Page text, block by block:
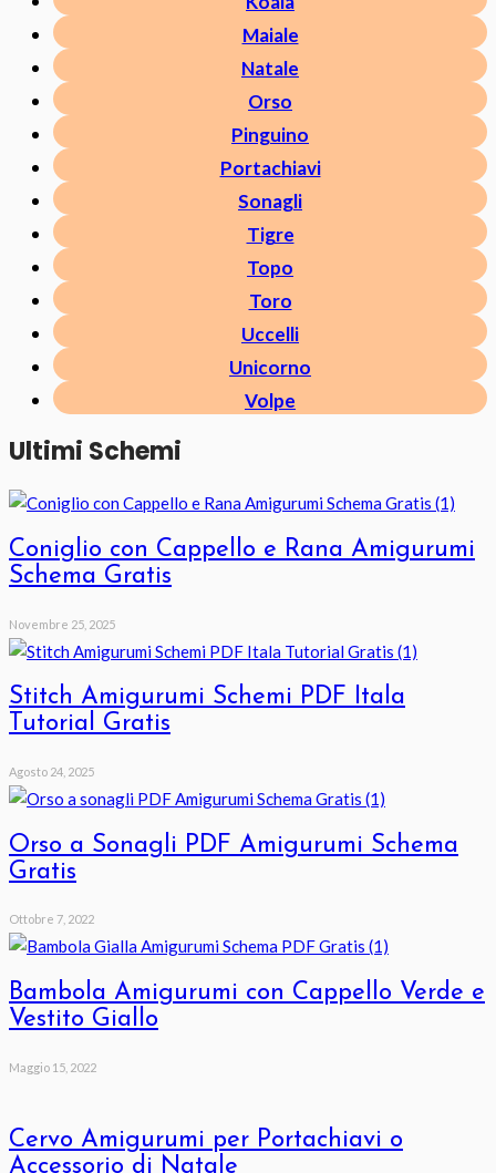
Maiale
Natale
Orso
Pinguino
Portachiavi
Sonagli
Tigre
Topo
Toro
Uccelli
Unicorno
Volpe
Ultimi Schemi
Coniglio con Cappello e Rana Amigurumi
Schema Gratis
Novembre 25, 2025
Stitch Amigurumi Schemi PDF Itala
Tutorial Gratis
Agosto 24, 2025
Orso a Sonagli PDF Amigurumi Schema
Gratis
Ottobre 7, 2022
Bambola Amigurumi con Cappello Verde e
Vestito Giallo
Maggio 15, 2022
Cervo Amigurumi per Portachiavi o
Accessorio di Natale